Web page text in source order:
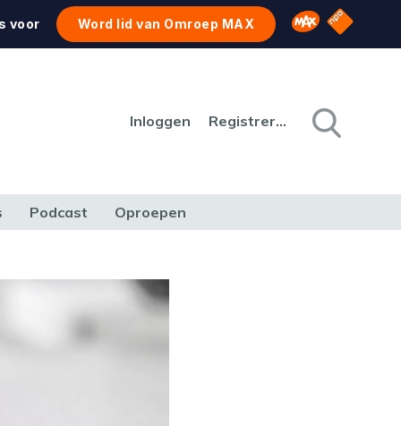
voor Word lid van Omroep MAX Omroep MAX
NPO
Inloggen Registreren
Podcast Oproepen